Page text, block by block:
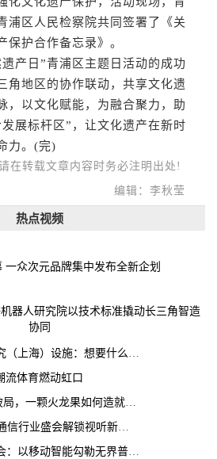
浦区人民检察院共同签署了《关
保护合作备忘录》。
日”青浦区主题日活动的成功
角地区的协作联动，共享文化遗
，以文化赋能，为融合聚力，助
展标杆区”，让文化遗产在新时
力。(完)
在转载文章内容时务必注明出处!
编辑：李秋莹
热点视频
一众次元品牌集中发布全新企划
器人研究院以技术标准撬动长三角智造
协同
探访国家蛋白质科学研究（上海）设施：想要什么蛋白 AI直接设计合成
流体育燃动虹口
（乡村“头雁”）“头雁”破局，一颗火龙果如何造就沪上乡村特色产业化路径
AI观赛来了！这场移动通信行业盛会解锁视听新玩法
2026年世界移动通信大会：以移动智能勾勒无界普惠新愿景